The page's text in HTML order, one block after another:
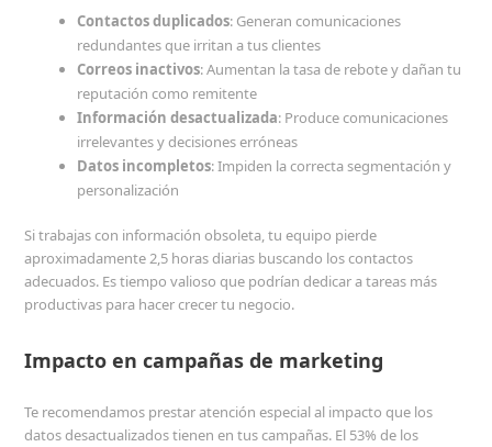
Contactos duplicados: Generan comunicaciones
redundantes que irritan a tus clientes
Correos inactivos: Aumentan la tasa de rebote y dañan tu
reputación como remitente
Información desactualizada: Produce comunicaciones
irrelevantes y decisiones erróneas
Datos incompletos: Impiden la correcta segmentación y
personalización
Si trabajas con información obsoleta, tu equipo pierde
aproximadamente 2,5 horas diarias buscando los contactos
adecuados. Es tiempo valioso que podrían dedicar a tareas más
productivas para hacer crecer tu negocio.
Impacto en campañas de marketing
Te recomendamos prestar atención especial al impacto que los
datos desactualizados tienen en tus campañas. El 53% de los